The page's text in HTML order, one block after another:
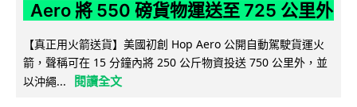
Aero 將 550 磅貨物運送至 725 公里外
【真正用火箭送貨】美國初創 Hop Aero 公開自動駕駛貨運火
箭，聲稱可在 15 分鐘內將 250 公斤物資投送 750 公里外，並
以沖繩...
閱讀全文